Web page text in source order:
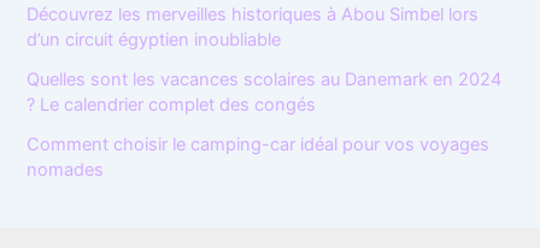
Découvrez les merveilles historiques à Abou Simbel lors
d’un circuit égyptien inoubliable
Quelles sont les vacances scolaires au Danemark en 2024
? Le calendrier complet des congés
Comment choisir le camping-car idéal pour vos voyages
nomades